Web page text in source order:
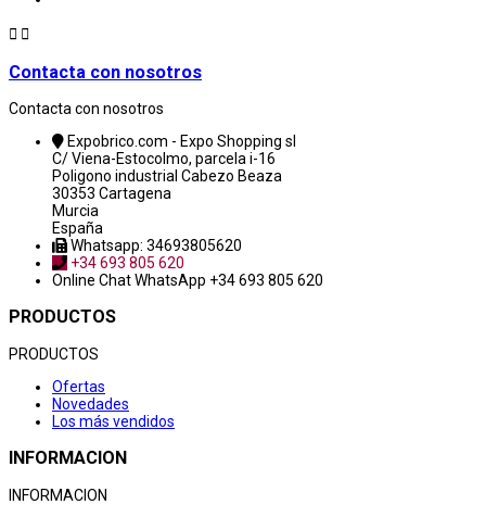
 
Contacta con nosotros
Contacta con nosotros
Expobrico.com - Expo Shopping sl
C/ Viena-Estocolmo, parcela i-16
Poligono industrial Cabezo Beaza
30353 Cartagena
Murcia
España
Whatsapp: 34693805620
+34 693 805 620
Online ChatWhatsApp +34 693 805 620
PRODUCTOS
PRODUCTOS
Ofertas
Novedades
Los más vendidos
INFORMACION
INFORMACION